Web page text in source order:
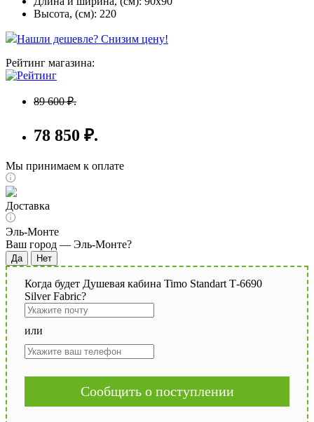
Высота, (см): 220
Нашли дешевле? Снизим цену!
Рейтинг магазина:
89 600 ₽.
78 850 ₽.
Мы принимаем к оплате
Доставка
Эль-Монте
Ваш город — Эль-Монте?
Когда будет Душевая кабина Timo Standart Т-6690
Silver Fabric?
или
Сообщить о поступлении